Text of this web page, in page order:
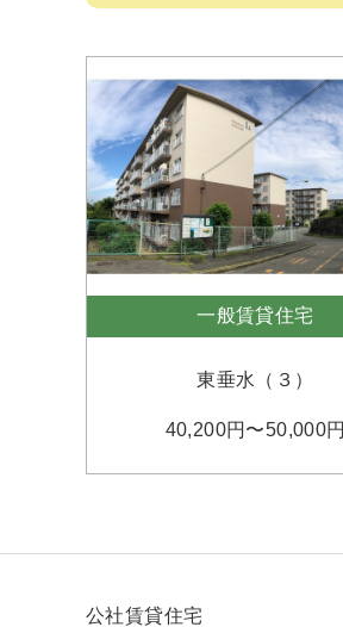
一般賃貸住宅
東垂水（３）
40,200円〜50,000円
公社賃貸住宅